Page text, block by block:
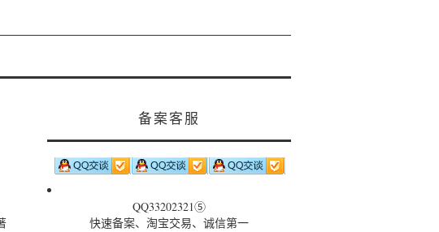
备案客服
QQ33202321⑤
快速备案、淘宝交易、诚信第一